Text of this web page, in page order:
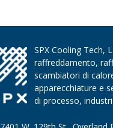
SPX Cooling Tech,
raffreddamento,
scambiatori di
apparecchiature e
di processo,